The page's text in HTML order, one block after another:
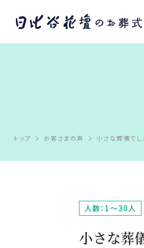
トップ お客さまの声 小さな葬儀で
人数：1～30人
小さな葬